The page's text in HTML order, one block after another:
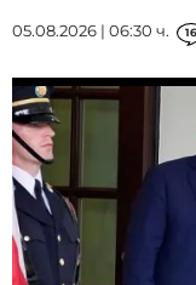
05.08.2026 | 06:30 ч. 16